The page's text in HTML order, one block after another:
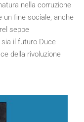
nella corruzione
un fine sociale, anche
seppe
il futuro Duce
della rivoluzione